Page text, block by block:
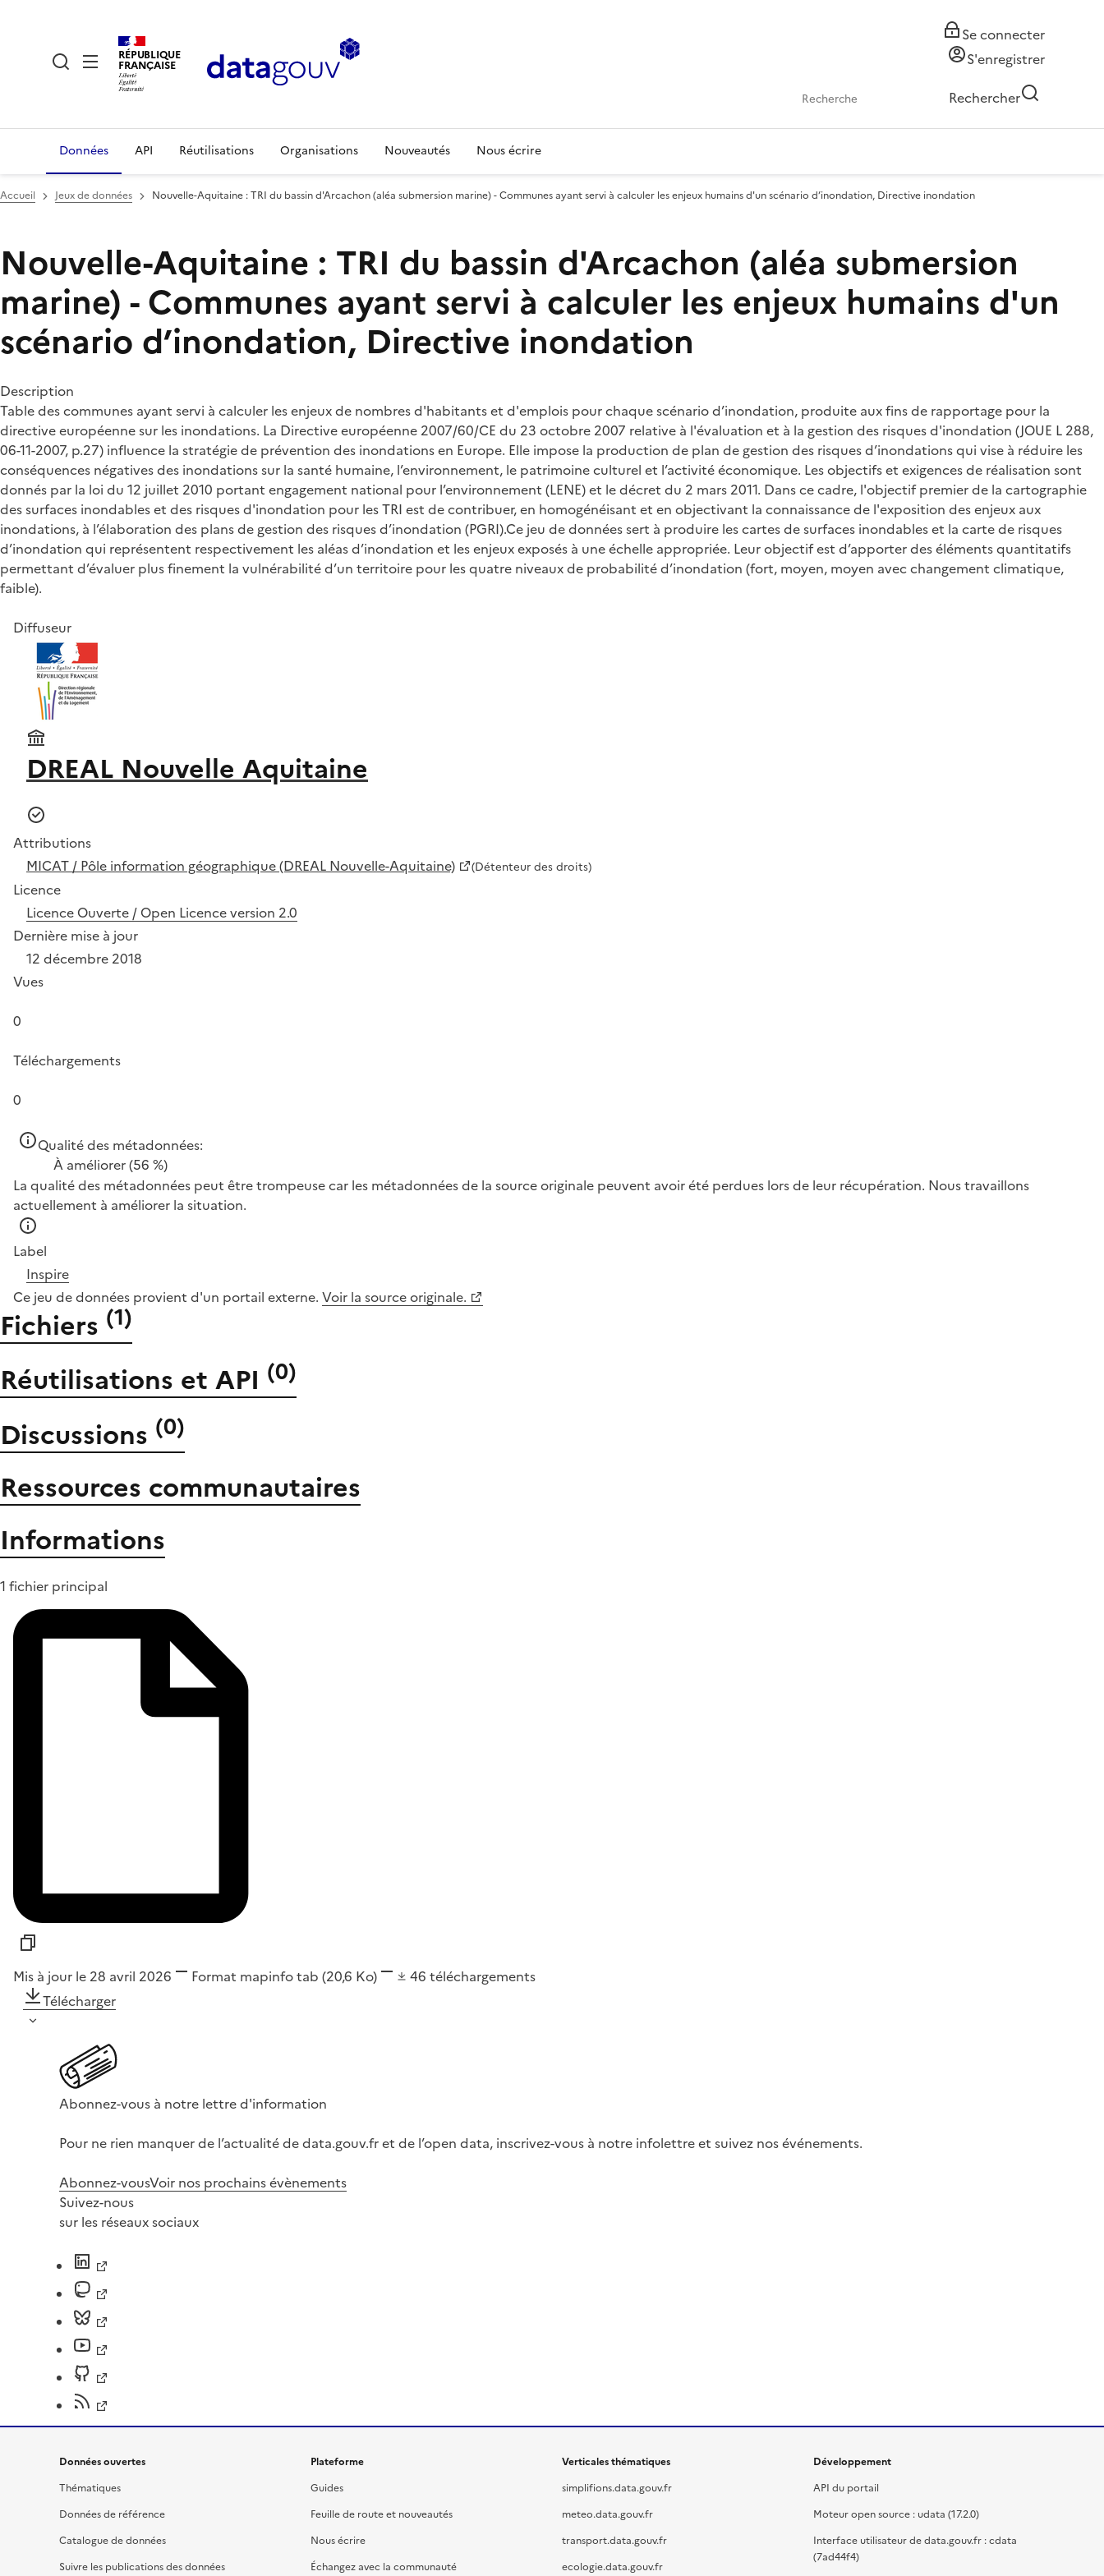
RÉPUBLIQUE
FRANÇAISE
Se connecter
S'enregistrer
Rechercher
Données API Réutilisations Organisations Nouveautés Nous écrire
Accueil Jeux de données Nouvelle-Aquitaine : TRI du bassin d'Arcachon (aléa submersion marine) - Communes ayant servi à calculer les enjeux humains d'un scénario d’inondation, Directive inondation
Nouvelle-Aquitaine : TRI du bassin d'Arcachon (aléa submersion
marine) - Communes ayant servi à calculer les enjeux humains d'un
scénario d’inondation, Directive inondation
Description
Table des communes ayant servi à calculer les enjeux de nombres d'habitants et d'emplois pour chaque scénario d’inondation, produite aux fins de rapportage pour la
directive européenne sur les inondations. La Directive européenne 2007/60/CE du 23 octobre 2007 relative à l'évaluation et à la gestion des risques d'inondation (JOUE L 288,
06-11-2007, p.27) influence la stratégie de prévention des inondations en Europe. Elle impose la production de plan de gestion des risques d’inondations qui vise à réduire les
conséquences négatives des inondations sur la santé humaine, l’environnement, le patrimoine culturel et l’activité économique. Les objectifs et exigences de réalisation sont
donnés par la loi du 12 juillet 2010 portant engagement national pour l’environnement (LENE) et le décret du 2 mars 2011. Dans ce cadre, l'objectif premier de la cartographie
des surfaces inondables et des risques d'inondation pour les TRI est de contribuer, en homogénéisant et en objectivant la connaissance de l'exposition des enjeux aux
inondations, à l’élaboration des plans de gestion des risques d’inondation (PGRI).Ce jeu de données sert à produire les cartes de surfaces inondables et la carte de risques
d’inondation qui représentent respectivement les aléas d’inondation et les enjeux exposés à une échelle appropriée. Leur objectif est d’apporter des éléments quantitatifs
permettant d’évaluer plus finement la vulnérabilité d’un territoire pour les quatre niveaux de probabilité d’inondation (fort, moyen, moyen avec changement climatique,
faible).
Diffuseur
DREAL Nouvelle Aquitaine
Attributions
MICAT / Pôle information géographique (DREAL Nouvelle-Aquitaine)
(Détenteur des droits)
Licence
Licence Ouverte / Open Licence version 2.0
Dernière mise à jour
12 décembre 2018
Vues
0
Téléchargements
0
Qualité des métadonnées:
À améliorer(56 %)
La qualité des métadonnées peut être trompeuse car les métadonnées de la source originale peuvent avoir été perdues lors de leur récupération. Nous travaillons
actuellement à améliorer la situation.
Label
Inspire
Ce jeu de données provient d'un portail externe. Voir la source originale.
Fichiers (1)
Réutilisations et API (0)
Discussions (0)
Ressources communautaires
Informations
1 fichier principal
Mis à jour le 28 avril 2026 Format mapinfo tab (20,6 Ko) 46 téléchargements
Télécharger
Abonnez-vous à notre lettre d'information
Pour ne rien manquer de l’actualité de data.gouv.fr et de l’open data, inscrivez-vous à notre infolettre et suivez nos événements.
Abonnez-vousVoir nos prochains évènements
Suivez-nous
sur les réseaux sociaux
Données ouvertes
Thématiques
Données de référence
Catalogue de données
Suivre les publications des données
Plateforme
Guides
Feuille de route et nouveautés
Nous écrire
Échangez avec la communauté
Verticales thématiques
simplifions.data.gouv.fr
meteo.data.gouv.fr
transport.data.gouv.fr
ecologie.data.gouv.fr
Développement
API du portail
Moteur open source : udata (17.2.0)
Interface utilisateur de data.gouv.fr : cdata
(7ad44f4)